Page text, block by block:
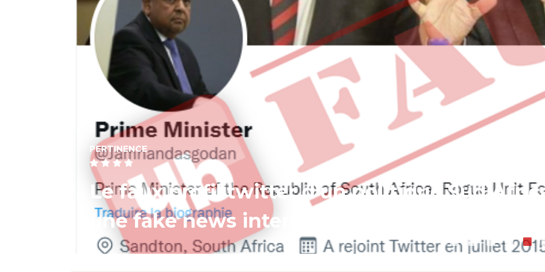
PERTINENCE
Le faux profil twitter d'un politique Sud
une fake news internationale